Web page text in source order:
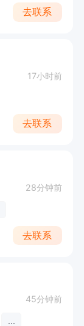
去联系
17小时前
去联系
28分钟前
去联系
45分钟前
...